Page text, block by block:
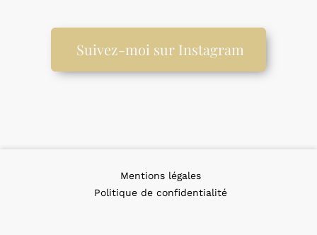
Suivez-moi sur Instagram
Mentions légales
Politique de confidentialité